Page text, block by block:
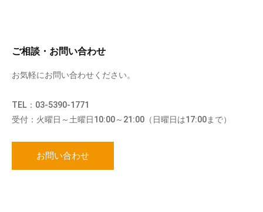
ご相談・お問い合わせ
お気軽にお問い合わせください。
TEL：03-5390-1771
受付：火曜日～土曜日10:00～21:00（日曜日は17:00まで）
お問い合わせ